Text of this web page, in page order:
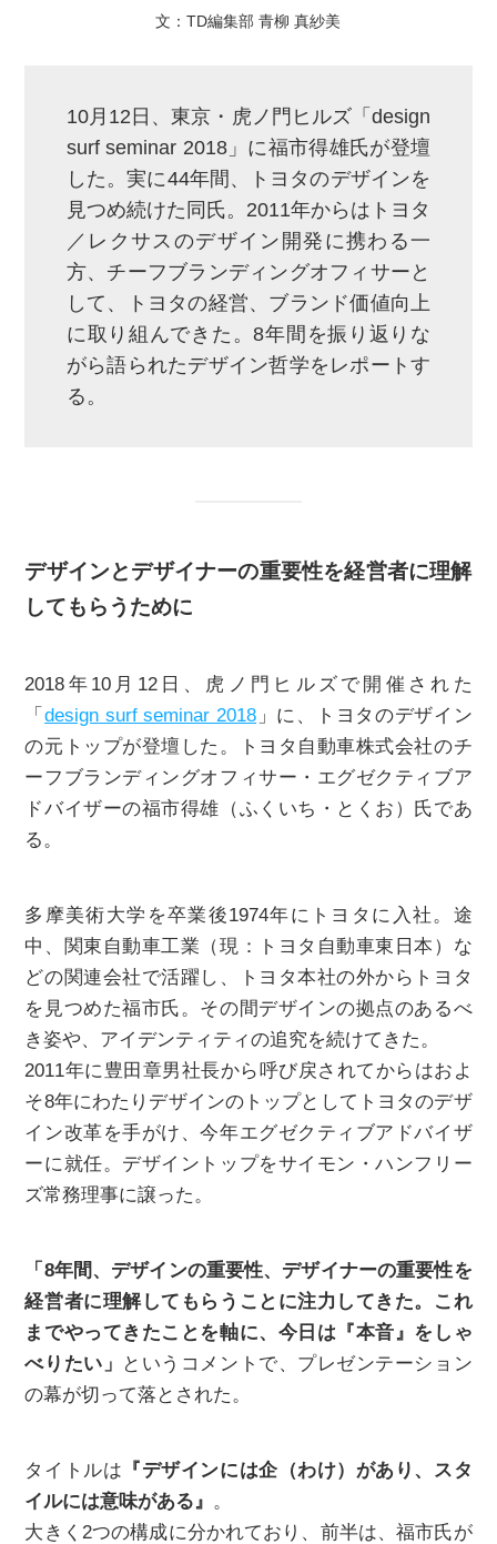
文：TD編集部 青柳 真紗美
10月12日、東京・虎ノ門ヒルズ「design
surf seminar 2018」に福市得雄氏が登壇
した。実に44年間、トヨタのデザインを
見つめ続けた同氏。2011年からはトヨタ
／レクサスのデザイン開発に携わる一
方、チーフブランディングオフィサーと
して、トヨタの経営、ブランド価値向上
に取り組んできた。8年間を振り返りな
がら語られたデザイン哲学をレポートす
る。
デザインとデザイナーの重要性を経営者に理解
してもらうために
2018年10月12日、虎ノ門ヒルズで開催された
「design surf seminar 2018 」に、トヨタのデザイン
の元トップが登壇した。トヨタ自動車株式会社のチ
ーフブランディングオフィサー・エグゼクティブア
ドバイザーの福市得雄（ふくいち・とくお）氏であ
る。
多摩美術大学を卒業後1974年にトヨタに入社。途
中、関東自動車工業（現：トヨタ自動車東日本）な
どの関連会社で活躍し、トヨタ本社の外からトヨタ
を見つめた福市氏。その間デザインの拠点のあるべ
き姿や、アイデンティティの追究を続けてきた。
2011年に豊田章男社長から呼び戻されてからはおよ
そ8年にわたりデザインのトップとしてトヨタのデザ
イン改革を手がけ、今年エグゼクティブアドバイザ
ーに就任。デザイントップをサイモン・ハンフリー
ズ常務理事に譲った。
「8年間、デザインの重要性、デザイナーの重要性を
経営者に理解してもらうことに注力してきた。これ
までやってきたことを軸に、今日は『本音』をしゃ
べりたい」
というコメントで、プレゼンテーション
の幕が切って落とされた。
タイトルは 『デザインには企（わけ）があり、スタ
イルには意味がある』 。
大きく2つの構成に分かれており、前半は、福市氏が